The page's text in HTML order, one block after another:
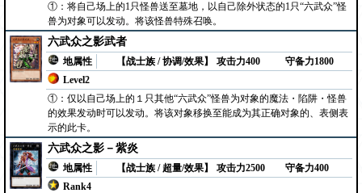
①：将自己场上的1只怪兽送至墓地，以自己除外状态的1只“六武众”怪
兽为对象可以发动。将该怪兽特殊召唤。
六武众之影武者
地属性
【战士族 / 协调/效果】
Level2
攻击力400 守备力1800
①：仅以自己场上的１只其他“六武众”怪兽为对象的魔法・陷阱・怪兽
的效果发动时可以发动。将该对象移换至能成为其正确对象的、表侧表
示的此卡。
六武众之影－紫炎
地属性
【战士族 / 超量/效果】
Rank4
攻击力2500 守备力400